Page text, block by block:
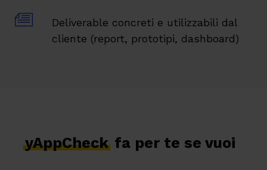
Deliverable concreti e utilizzabili dal
cliente (report, prototipi, dashboard)
yAppCheck fa per te se vuoi